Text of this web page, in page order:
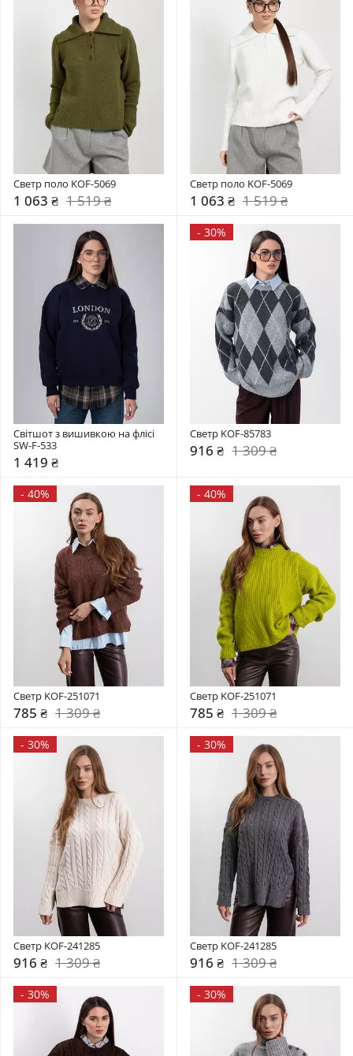
Светр поло KOF-5069
1 063 ₴ 1 519 ₴
Светр поло KOF-5069
1 063 ₴ 1 519 ₴
Світшот з вишивкою на флісі
SW-F-533
1 419 ₴
- 30%
Светр KOF-85783
916 ₴ 1 309 ₴
- 40%
Светр KOF-251071
785 ₴ 1 309 ₴
- 40%
Светр KOF-251071
785 ₴ 1 309 ₴
- 30%
Светр KOF-241285
916 ₴ 1 309 ₴
- 30%
Светр KOF-241285
916 ₴ 1 309 ₴
- 30% - 30%